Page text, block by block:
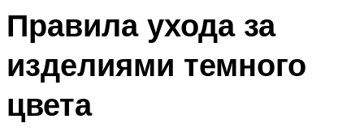
Правила ухода за
изделиями темного
цвета